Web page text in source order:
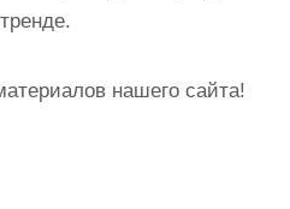
нашего сайта!